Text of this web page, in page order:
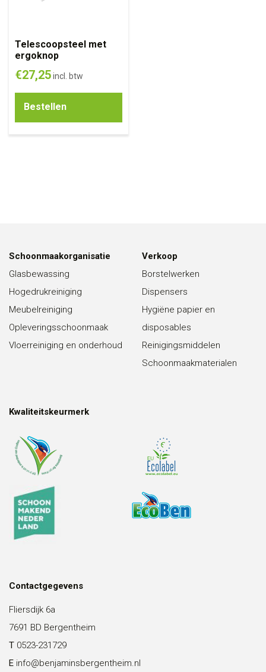
Telescoopsteel met
ergoknop
€27,25incl. btw
Bestellen
Schoonmaakorganisatie
Glasbewassing
Hogedrukreiniging
Meubelreiniging
Opleveringsschoonmaak
Vloerreiniging en onderhoud
Verkoop
Borstelwerken
Dispensers
Hygiëne papier en
disposables
Reinigingsmiddelen
Schoonmaakmaterialen
Kwaliteitskeurmerk
Contactgegevens
Fliersdijk 6a
7691 BD Bergentheim
T 0523-231729
E info@benjaminsbergentheim.nl